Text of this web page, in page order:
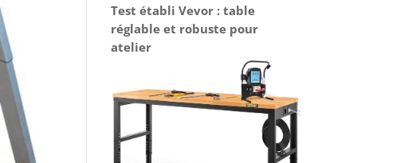
Test établi Vevor : table
réglable et robuste pour
atelier